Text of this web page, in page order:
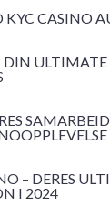
KYC CASINO
ULTIMATE
– DERES
I 2024